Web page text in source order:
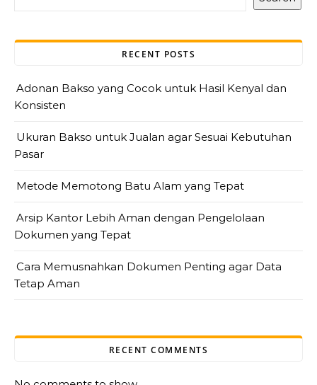
RECENT POSTS
Adonan Bakso yang Cocok untuk Hasil Kenyal dan
Konsisten
Ukuran Bakso untuk Jualan agar Sesuai Kebutuhan
Pasar
Metode Memotong Batu Alam yang Tepat
Arsip Kantor Lebih Aman dengan Pengelolaan
Dokumen yang Tepat
Cara Memusnahkan Dokumen Penting agar Data
Tetap Aman
RECENT COMMENTS